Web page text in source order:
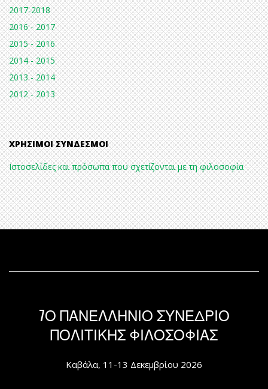
2017-2018
2016 - 2017
2015 - 2016
2014 - 2015
2013 - 2014
2012 - 2013
ΧΡΉΣΙΜΟΙ ΣΎΝΔΕΣΜΟΙ
Ιστοσελίδες και πρόσωπα που σχετίζονται με τη φιλοσοφία
7Ο ΠΑΝΕΛΛΗΝΙΟ ΣΥΝΕΔΡΙΟ
ΠΟΛΙΤΙΚΗΣ ΦΙΛΟΣΟΦΙΑΣ
Καβάλα, 11-13 Δεκεμβρίου 2026